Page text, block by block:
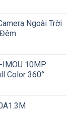
Ngoài Trời
IMOU 10MP
Color 360°